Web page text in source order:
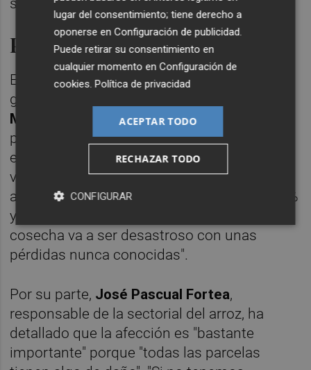
similares".
Pérdidas "nunca conocidas"
El tesorero de AVA-Asaja y presidente del
grupo de trabajo del Arroz del COPA-Cogeca,
Miguel Minguet
, ha explicado que el año
pasado "fue la variedad Bomba únicamente,
este año ya es generalizado, sobre todo, las
variedades Albufera y Jsendra están muy
afectadas, con algunos campos entre el 80%
y el 100% de afección. El resultado de esta
cosecha va a ser desastroso con unas
pérdidas nunca conocidas".
Por su parte, José Pascual Fortea,
responsable de la sectorial del arroz, ha
detallado que la afección es "bastante
importante" porque "todas las parcelas
lugar del consentimiento; tiene derecho a
oponerse enConfiguración de publicidad.
Puede retirar su consentimiento en
cualquier momento enConfiguración de
cookies.Política de privacidad
ACEPTAR TODO
RECHAZAR TODO
CONFIGURAR